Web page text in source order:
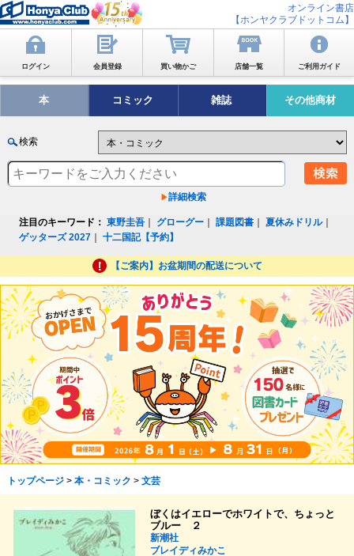
オンライン書店
【ホンヤクラブドットコム】
ログイン 会員登録 買い物かご 店舗一覧 ご利用ガイド
本 コミック 雑誌 その他商材
検索
詳細検索
注目のキーワード： 東野圭吾 グローグー ｜課題図書 ｜夏休みドリル｜
ゲッターズ 2027 ｜十二国記【予約】
【ご案内】お盆期間の配送について
トップページ> 本・コミック > 文芸
ぼくはイエローでホワイトで、ちょっと
ブルー ２
新潮社
ブレイディみかこ